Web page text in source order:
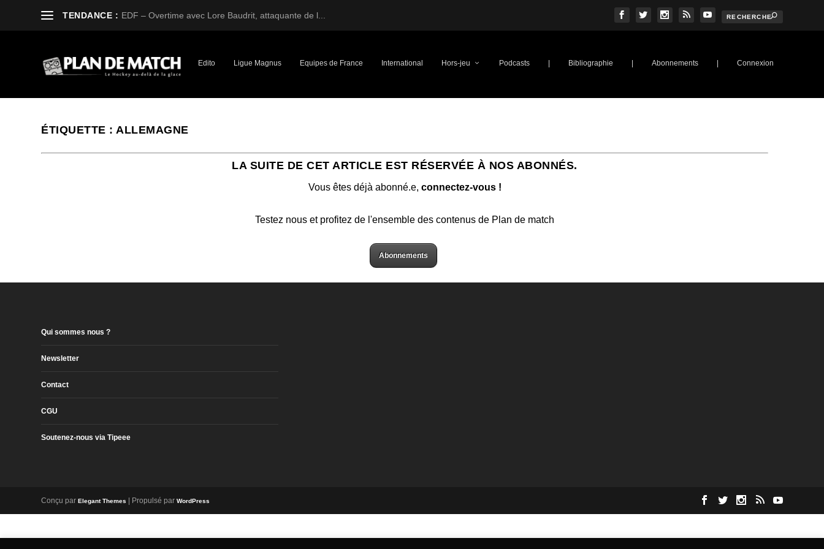
TENDANCE : EDF – Overtime avec Lore Baudrit, attaquante de l...
Edito Ligue Magnus Equipes de France International Hors-jeu Podcasts Bibliographie Abonnements Connexion
ÉTIQUETTE :ALLEMAGNE
LA SUITE DE CET ARTICLE EST RÉSERVÉE À NOS ABONNÉS.
Vous êtes déjà abonné.e, connectez-vous !
Testez nous et profitez de l'ensemble des contenus de Plan de match
Abonnements
Qui sommes nous ?
Newsletter
Contact
CGU
Soutenez-nous via Tipeee
Conçu parElegant Themes | Propulsé parWordPress